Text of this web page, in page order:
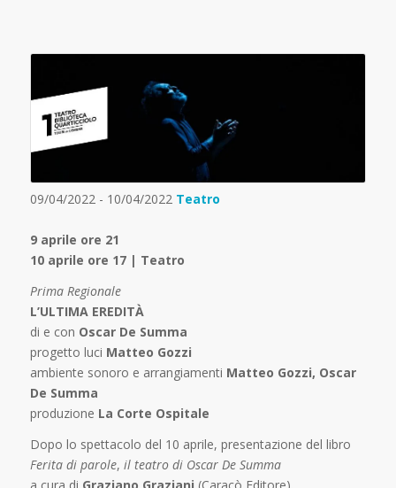
09/04/2022 - 10/04/2022 Teatro
9 aprile ore 21
10 aprile ore 17 | Teatro
Prima Regionale
L’ULTIMA EREDITÀ
di e con Oscar De Summa
progetto luci Matteo Gozzi
ambiente sonoro e arrangiamenti Matteo Gozzi, Oscar
De Summa
produzione La Corte Ospitale
Dopo lo spettacolo del 10 aprile, presentazione del libro
Ferita di parole, il teatro di Oscar De Summa
a cura di Graziano Graziani (Caracò Editore).